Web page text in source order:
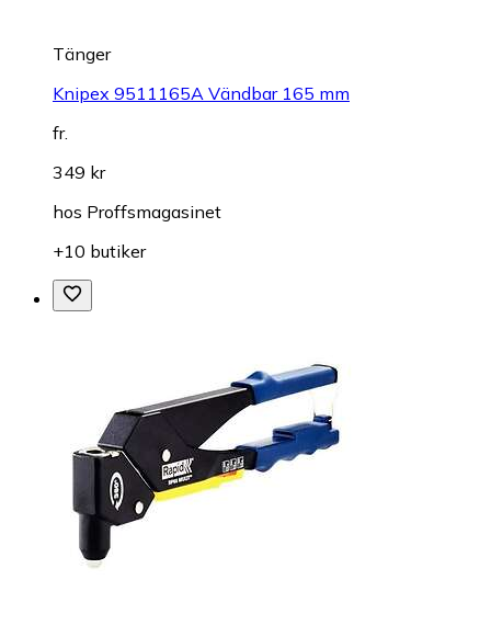
Tänger
Knipex 9511165A Vändbar 165 mm
fr.
349 kr
hos Proffsmagasinet
+10 butiker